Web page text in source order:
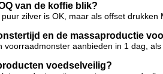
van de koffie blik?
zilver is OK, maar als offset drukken
en de massaproductie
voorraadmonster aanbieden in 1 dag,
voedselveilig?